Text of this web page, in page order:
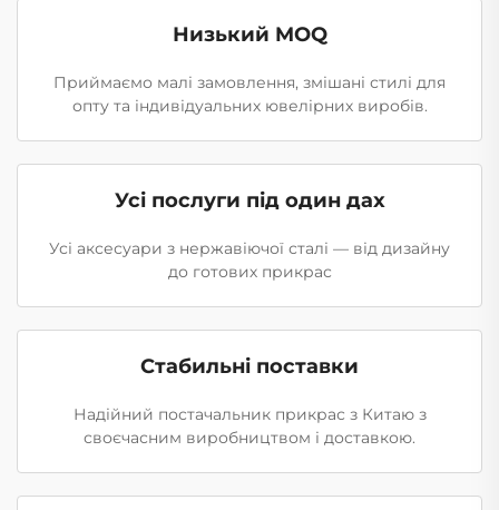
Низький MOQ
Приймаємо малі замовлення, змішані стилі для
опту та індивідуальних ювелірних виробів.
Усі послуги під один дах
Усі аксесуари з нержавіючої сталі — від дизайну
до готових прикрас
Стабильні поставки
Надійний постачальник прикрас з Китаю з
своєчасним виробництвом і доставкою.